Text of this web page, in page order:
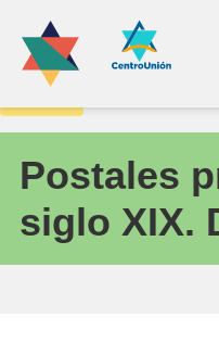
Archivo
Postales
siglo XIX.